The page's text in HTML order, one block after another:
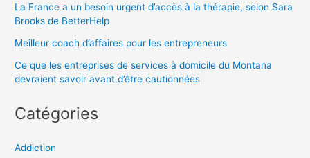
La France a un besoin urgent d’accès à la thérapie, selon Sara
Brooks de BetterHelp
Meilleur coach d’affaires pour les entrepreneurs
Ce que les entreprises de services à domicile du Montana
devraient savoir avant d’être cautionnées
Catégories
Addiction